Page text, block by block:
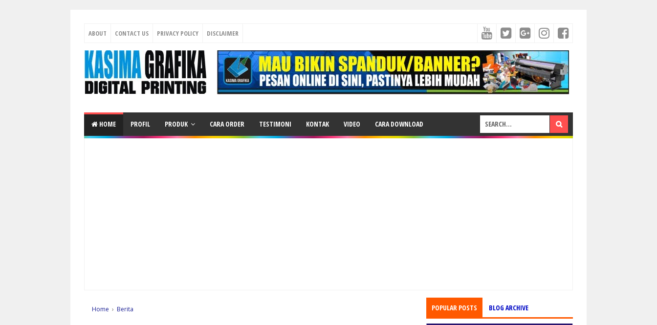
ABOUT CONTACT US PRIVACY POLICY DISCLAIMER
HOME PROFIL PRODUK CARA ORDER TESTIMONI KONTAK VIDEO CARA DOWNLOAD
Home › Berita POPULAR POSTS BLOG ARCHIVE